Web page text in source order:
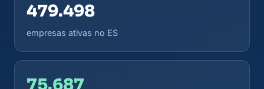
479.498
empresas ativas no ES
75.687